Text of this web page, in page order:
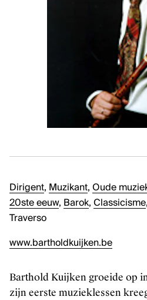
Kunstenaars, curatoren,
KLASSIEKE MUZIEK
Ontdek
Sector
Muziekuitgaven
Dirigent, Muzikant, Oude
20ste eeuw, Barok, Classicisme,
Traverso
www.bartholdkuijken.be
Barthold Kuijken groeide op
zijn eerste muzieklessen